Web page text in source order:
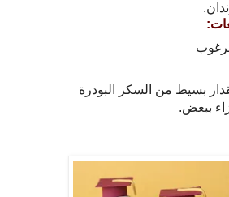
بسيط من السكر البودرة
ببعض.